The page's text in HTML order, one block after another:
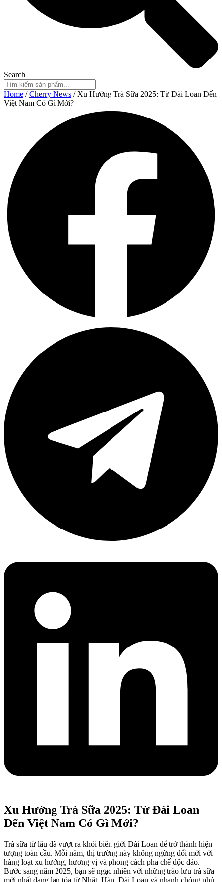
Search
Home /Cherry News / Xu Hướng Trà Sữa 2025: Từ Đài Loan Đến
Việt Nam Có Gì Mới?
Xu Hướng Trà Sữa 2025: Từ Đài Loan
Đến Việt Nam Có Gì Mới?
Trà sữa từ lâu đã vượt ra khỏi biên giới Đài Loan để trở thành hiện
tượng toàn cầu. Mỗi năm, thị trường này không ngừng đổi mới với
hàng loạt xu hướng, hương vị và phong cách pha chế độc đáo.
Bước sang năm 2025, bạn sẽ ngạc nhiên với những trào lưu trà sữa
mới nhất đang lan tỏa từ Nhật, Hàn, Đài Loan và nhanh chóng phủ